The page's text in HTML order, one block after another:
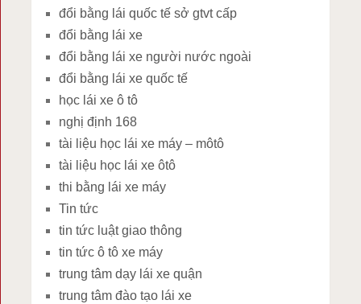
đổi bằng lái quốc tế sở gtvt cấp
đổi bằng lái xe
đổi bằng lái xe người nước ngoài
đổi bằng lái xe quốc tế
học lái xe ô tô
nghị định 168
tài liệu học lái xe máy – môtô
tài liệu học lái xe ôtô
thi bằng lái xe máy
Tin tức
tin tức luật giao thông
tin tức ô tô xe máy
trung tâm dạy lái xe quận
trung tâm đào tạo lái xe